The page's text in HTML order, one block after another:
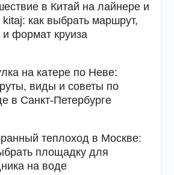
в Китай на лайнере и
kitaj: как выбрать маршрут,
и формат круиза
на катере по Неве:
виды и советы по
в Санкт-Петербурге
теплоход в Москве:
площадку для
на воде